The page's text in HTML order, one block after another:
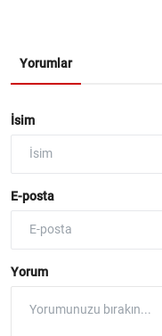
Yorumlar
İsim
E-posta
Yorum